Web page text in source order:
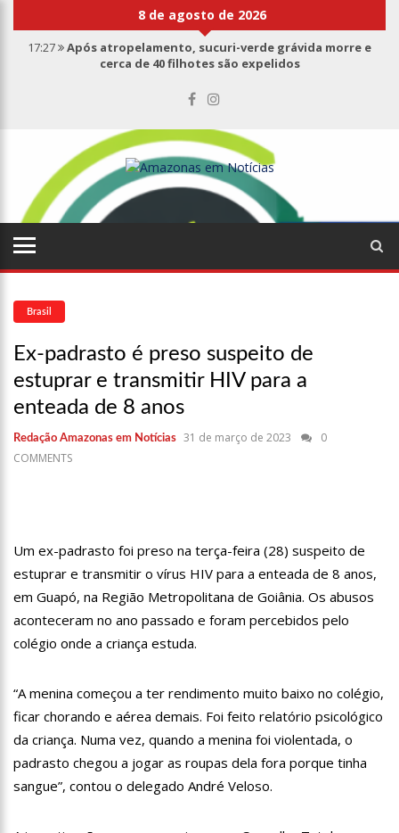
8 de agosto de 2026
17:27
Após atropelamento, sucuri-verde grávida morre e
cerca de 40 filhotes são expelidos
suspeita de botulismo
Saiba quem é Mazinho da Ecobarreira, candidato a vereador
de Manaus (vídeo)
Consumidores denunciam falta de preços em produtos e até
mau cheiro em freezer de supermercado na Cidade Nova
08:00
Justiça proíbe ex-prefeito de chegar perto de prefeita de
Nhamundá, no AM
15:01
Carro envolvido em acidente fatal pertencia a Wanderley
equipamentos aos profissionais da Segurança Pública
07:21 Grave explosão em clube de tiro deixa quatro vítimas fatais
18:42
Preço médio da gasolina registra queda e vai a R$ 5,04 no
país, diz ANP
17:36 Prefeitura de Manaus recupera praça da Saudade e
10:55
Proposta de decreto para golpe dá munição à ofensiva
traição; veja vídeo
09:06 David Almeida desce de carro na Boulevard e reafirma apoio
para Hissa Abrahão: ‘meu deputado federal’
13:31
A Vitória Do Empreendedorismo
09:04 BOMBA! Pastor é coagido por sistema político da Ieadam para
15:00 Com a família, Israel Carvalho participa de ato pró-Brasil
Hissa Abrahão é recebido por multidão na zona Leste de
Manaus
23:40 Hissa Abrahão critica decisão de Barroso sobre piso salarial
de enfermeiros
Brasil
Ex-padrasto é preso suspeito de
estuprar e transmitir HIV para a
enteada de 8 anos
Redação Amazonas em Notícias 31 de março de 2023
0
COMMENTS
Um ex-padrasto foi preso na terça-feira (28) suspeito de
estuprar e transmitir o vírus HIV para a enteada de 8 anos,
em Guapó, na Região Metropolitana de Goiânia. Os abusos
aconteceram no ano passado e foram percebidos pelo
colégio onde a criança estuda.
“A menina começou a ter rendimento muito baixo no colégio,
ficar chorando e aérea demais. Foi feito relatório psicológico
da criança. Numa vez, quando a menina foi violentada, o
padrasto chegou a jogar as roupas dela fora porque tinha
sangue”, contou o delegado André Veloso.